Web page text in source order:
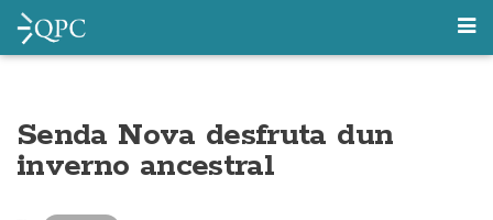
Senda Nova desfruta dun
inverno ancestral